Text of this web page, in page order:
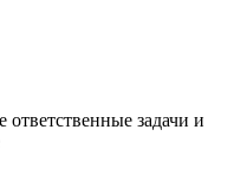
задачи и